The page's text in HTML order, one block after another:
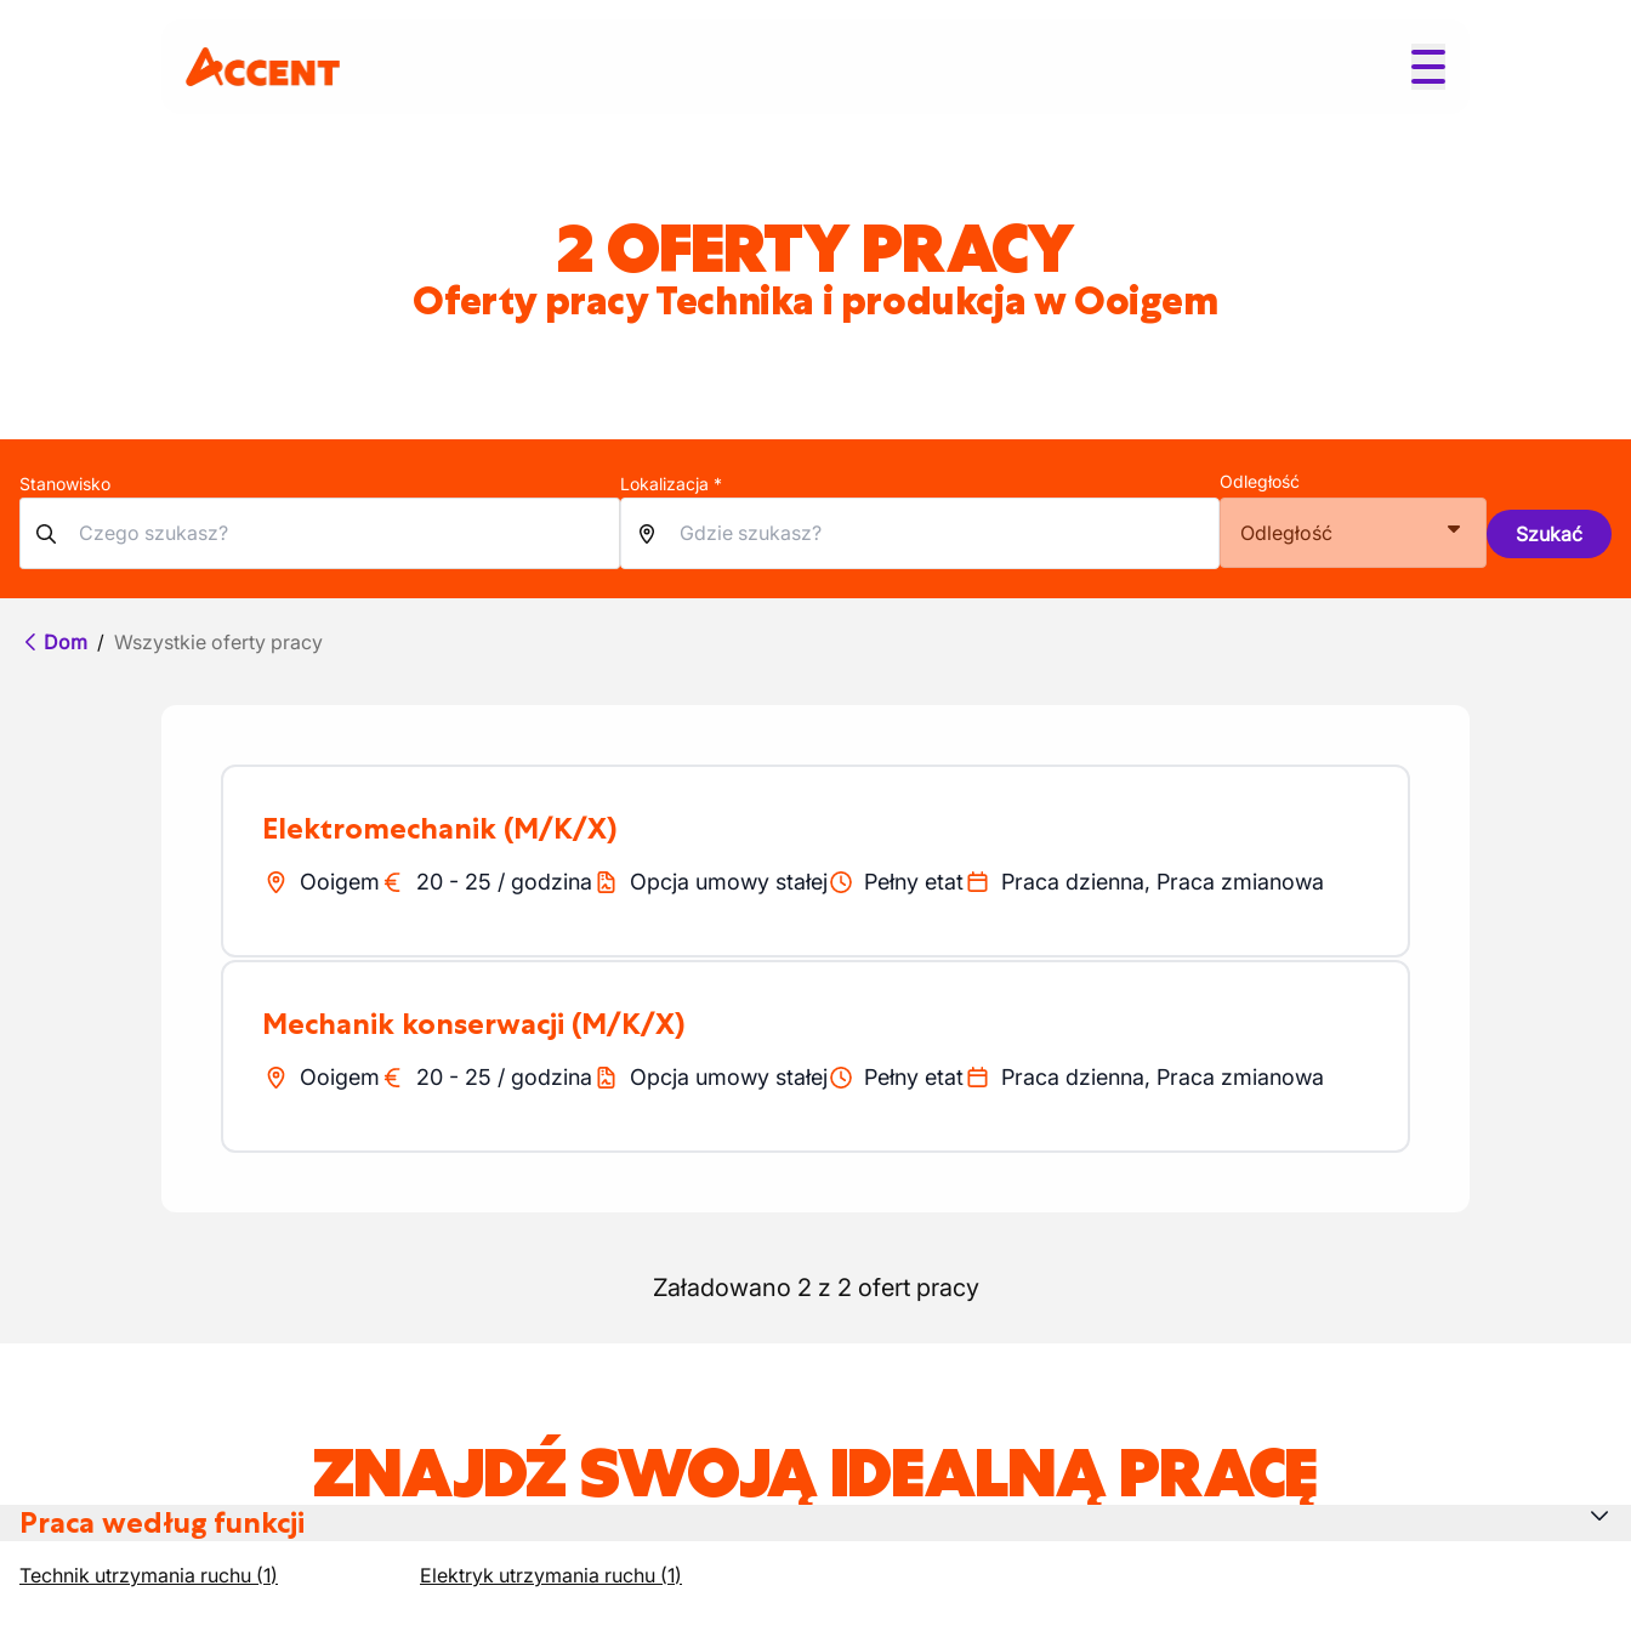
2 OFERTY PRACY
Oferty pracy Technika i produkcja w Ooigem
Stanowisko Lokalizacja * Odległość
Odległość Szukać
Dom / Wszystkie oferty pracy
Elektromechanik (M/K/X)
Ooigem 20 - 25 / godzina Opcja umowy stałej Pełny etat Praca dzienna, Praca zmianowa
Mechanik konserwacji (M/K/X)
Ooigem 20 - 25 / godzina Opcja umowy stałej Pełny etat Praca dzienna, Praca zmianowa
Załadowano 2 z 2 ofert pracy
ZNAJDŹ SWOJĄ IDEALNĄ PRACĘ
Praca według funkcji
Technik utrzymania ruchu (1) Elektryk utrzymania ruchu (1)